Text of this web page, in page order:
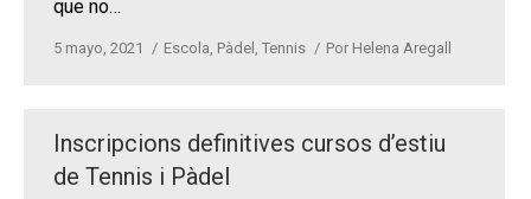
que no…
5 mayo, 2021 Escola, Pàdel , Tennis Por Helena Aregall
Inscripcions definitives cursos d’estiu
de Tennis i Pàdel